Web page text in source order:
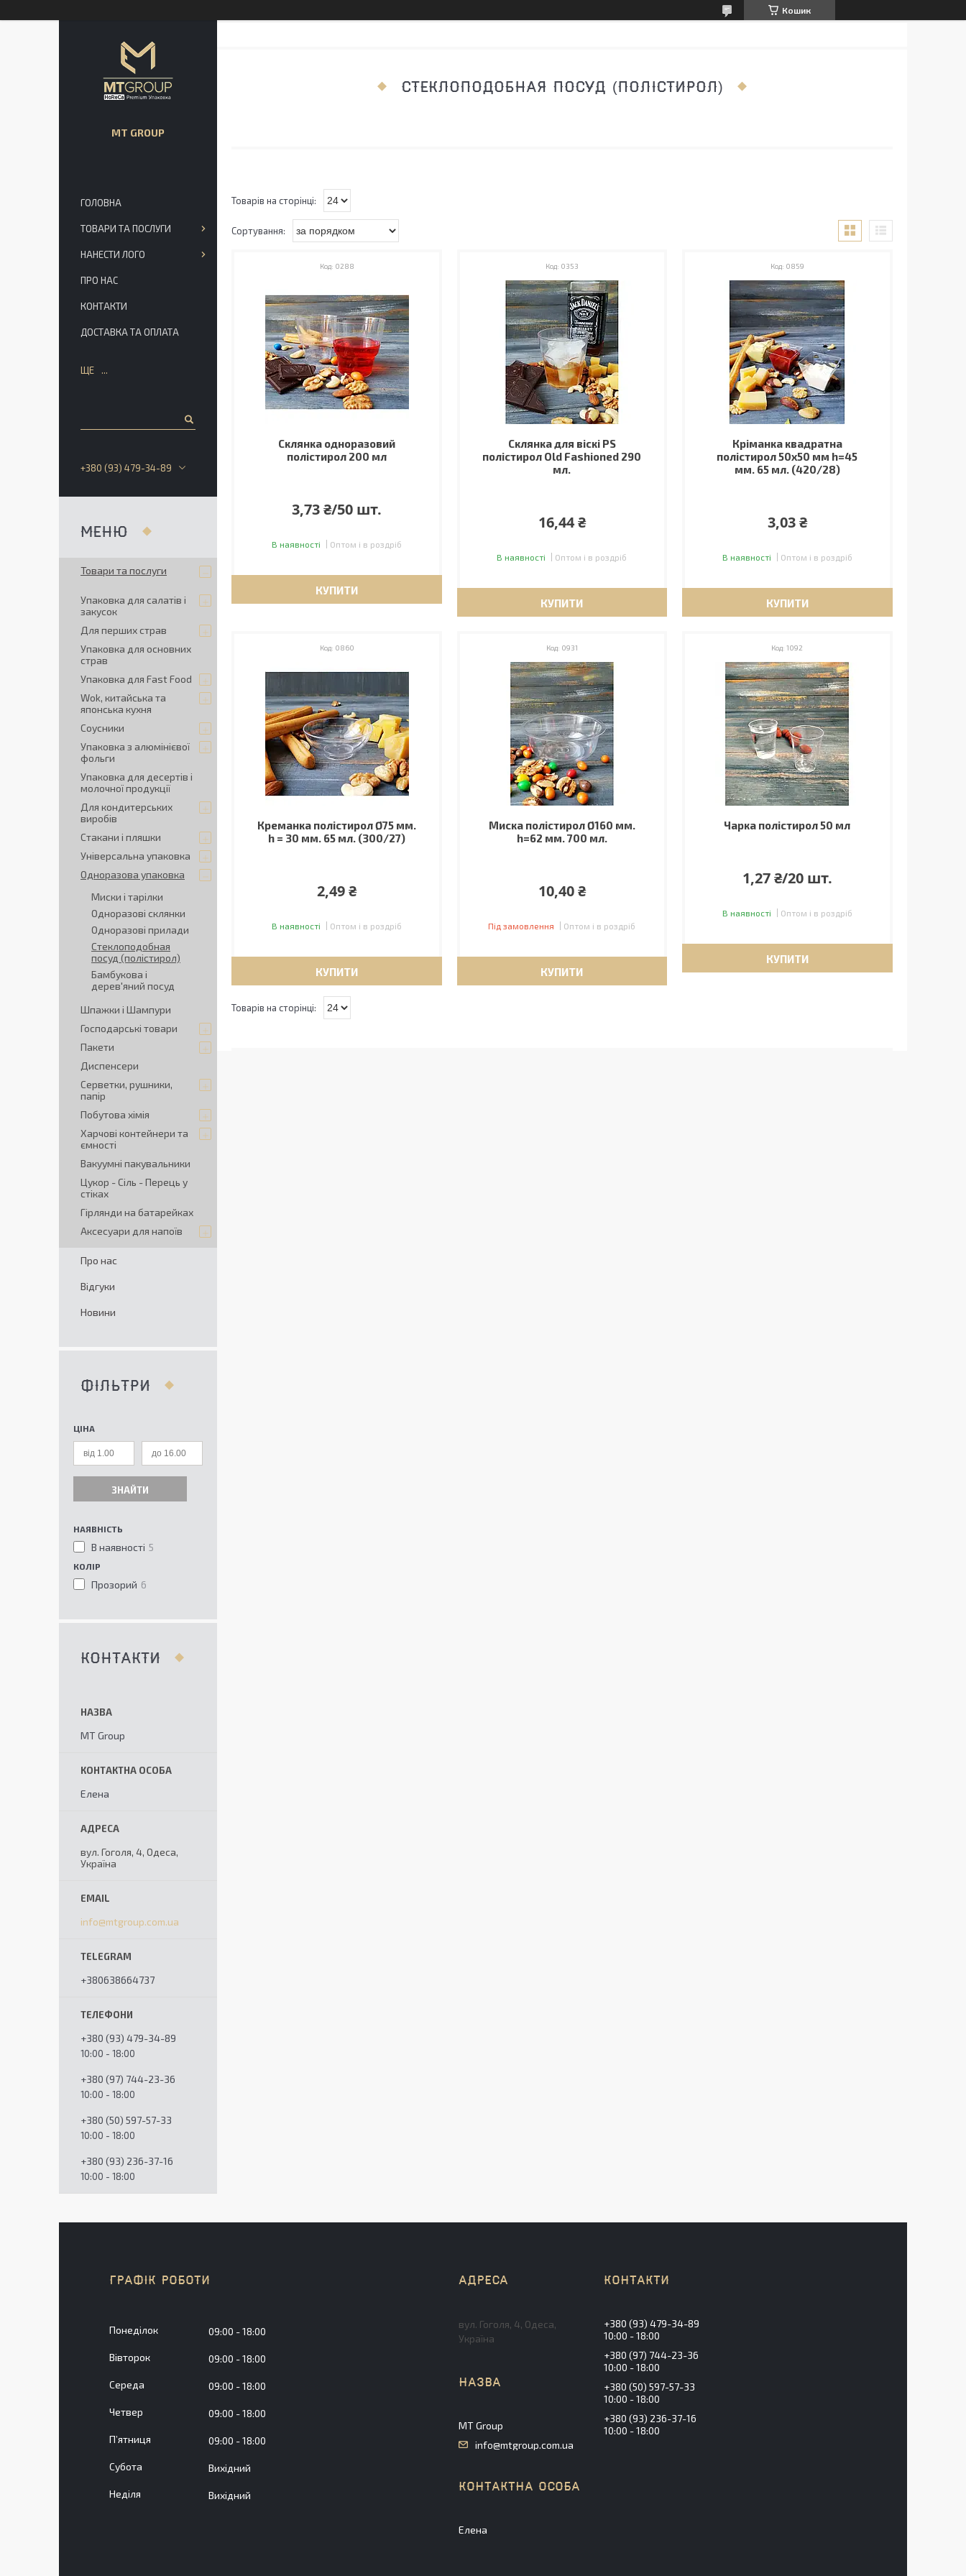
Кошик
СТЕКЛОПОДОБНАЯ ПОСУД (ПОЛІСТИРОЛ)
0288
Склянка одноразовий
полістирол 200 мл
3,73 ₴/50 шт.
В наявності Оптом і в роздріб
КУПИТИ
0353
Склянка для віскі РS
полістирол Old Fashioned 290
мл.
16,44 ₴
В наявності Оптом і в роздріб
КУПИТИ
0859
Кріманка квадратна
полістирол 50х50 мм h=45
мм. 65 мл. (420/28)
3,03 ₴
В наявності Оптом і в роздріб
КУПИТИ
0860
Креманка полістирол Ø75 мм.
h = 30 мм. 65 мл. (300/27)
2,49 ₴
В наявності Оптом і в роздріб
КУПИТИ
0931
Миска полістирол Ø160 мм.
h=62 мм. 700 мл.
10,40 ₴
Під замовлення Оптом і в роздріб
КУПИТИ
1092
Чарка полістирол 50 мл
1,27 ₴/20 шт.
В наявності Оптом і в роздріб
КУПИТИ
MT GROUP
ГОЛОВНА
ТОВАРИ ТА ПОСЛУГИ
НАНЕСТИ ЛОГО
ПРО НАС
КОНТАКТИ
ДОСТАВКА ТА ОПЛАТА
ЩЕ
+380 (93) 479-34-89
Товари та послуги
Упаковка для салатів і
закусок
Для перших страв
Упаковка для основних
страв
Упаковка для Fast Food
Wok, китайська та
японська кухня
Соусники
Упаковка з алюмінієвої
фольги
Упаковка для десертів і
молочної продукції
Для кондитерських
виробів
Стакани і пляшки
Універсальна упаковка
Одноразова упаковка
Миски і тарілки
Одноразові склянки
Одноразові прилади
Стеклоподобная
посуд (полістирол)
Бамбукова і
дерев'яний посуд
Шпажки і Шампури
Господарські товари
Пакети
Диспенсери
Серветки, рушники,
папір
Побутова хімія
Харчові контейнери та
ємності
Вакуумні пакувальники
Цукор - Сіль - Перець у
стiках
Гірлянди на батарейках
Аксесуари для напоїв
Про нас
Відгуки
Новини
ФІЛЬТРИ
ЦІНА
ЗНАЙТИ
НАЯВНІСТЬ
В наявності 5
КОЛІР
Прозорий 6
КОНТАКТИ
MT Group
Елена
вул. Гоголя, 4, Одеса,
Україна
info@mtgroup.com.ua
+380638664737
+380 (93) 479-34-89
10:00 - 18:00
+380 (97) 744-23-36
10:00 - 18:00
+380 (50) 597-57-33
10:00 - 18:00
+380 (93) 236-37-16
10:00 - 18:00
ГРАФІК РОБОТИ
Понеділок 09:00 18:00
Вівторок 09:00 18:00
Середа 09:00 18:00
Четвер 09:00 18:00
Пʼятниця 09:00 18:00
Субота Вихідний
Неділя Вихідний
вул. Гоголя, 4, Одеса,
Україна
MT Group
info@mtgroup.com.ua
Елена
+380 (93) 479-34-89
10:00 - 18:00
+380 (97) 744-23-36
10:00 - 18:00
+380 (50) 597-57-33
10:00 - 18:00
+380 (93) 236-37-16
10:00 - 18:00